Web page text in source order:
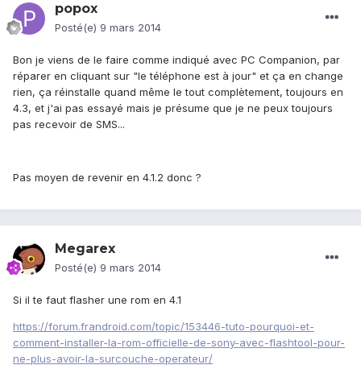
popox
Posté(e) 9 mars 2014
Bon je viens de le faire comme indiqué avec PC Companion, par
réparer en cliquant sur "le téléphone est à jour" et ça en change
rien, ça réinstalle quand même le tout complètement, toujours en
4.3, et j'ai pas essayé mais je présume que je ne peux toujours
pas recevoir de SMS...
Pas moyen de revenir en 4.1.2 donc ?
Megarex
Posté(e) 9 mars 2014
Si il te faut flasher une rom en 4.1
https://forum.frandroid.com/topic/153446-tuto-pourquoi-et-
comment-installer-la-rom-officielle-de-sony-avec-flashtool-pour-
ne-plus-avoir-la-surcouche-operateur/